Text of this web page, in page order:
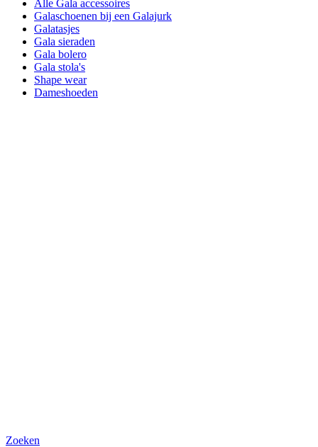
Alle Gala accessoires
Galaschoenen bij een Galajurk
Galatasjes
Gala sieraden
Gala bolero
Gala stola's
Shape wear
Dameshoeden
Zoeken